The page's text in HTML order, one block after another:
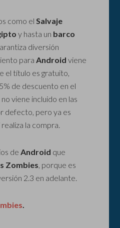
como elSalvaje
y hasta un barco
diversión
paraAndroid viene
el título es gratuito,
de descuento en el
no viene incluido en las
defecto, pero ya es
la compra.
deAndroid que
Zombies, porque es
2.3 en adelante.
.